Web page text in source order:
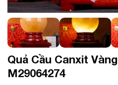
Quả Cầu Canxit
M29064274